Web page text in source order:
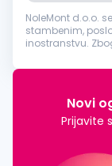
NoleMont d.o.o.
stambenim,
inostranstvu.
Beograd Novi
Novi
Prijavite